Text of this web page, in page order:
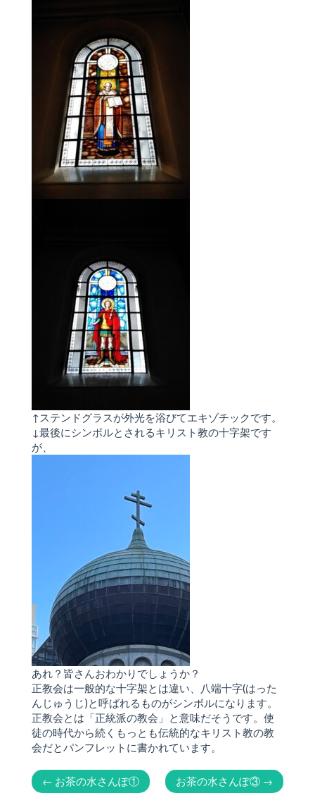
↑ステンドグラスが外光を浴びてエキゾチックです。
↓最後にシンボルとされるキリスト教の十字架です
が、
あれ？皆さんおわかりでしょうか？
正教会は一般的な十字架とは違い、八端十字(はった
んじゅうじ)と呼ばれるものがシンボルになります。
正教会とは「正統派の教会」と意味だそうです。使
徒の時代から続くもっとも伝統的なキリスト教の教
会だとパンフレットに書かれています。
← お茶の水さんぽ① お茶の水さんぽ③ →